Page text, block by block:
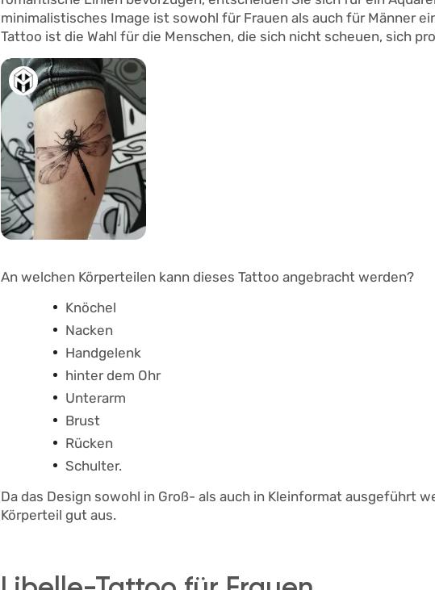
minimalistisches Image ist sowohl für Frauen als auch für Männer
Tattoo ist die Wahl für die Menschen, die sich nicht scheuen, sich
3
An welchen Körperteilen kann dieses Tattoo angebracht werden?
Knöchel
Nacken
Handgelenk
hinter dem Ohr
Unterarm
Brust
Rücken
Schulter.
Da das Design sowohl in Groß- als auch in Kleinformat ausgeführt
Körperteil gut aus.